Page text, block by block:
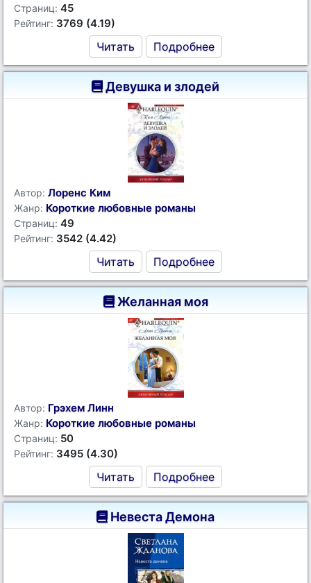
Страниц: 45
Рейтинг: 3769 (4.19)
Читать Подробнее
Девушка и злодей
Автор: Лоренс Ким
Жанр: Короткие любовные романы
Страниц: 49
Рейтинг: 3542 (4.42)
Читать Подробнее
Желанная моя
Автор: Грэхем Линн
Жанр: Короткие любовные романы
Страниц: 50
Рейтинг: 3495 (4.30)
Читать Подробнее
Невеста Демона